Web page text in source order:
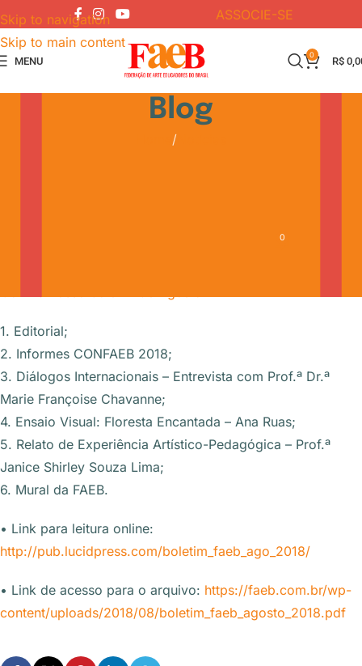
Skip to navigation
Skip to main content
ASSOCIE-SE
MENU 0 R$
Blog
0
1. Editorial;
2. Informes CONFAEB 2018;
3. Diálogos Internacionais – Entrevista com Prof.ª Dr.ª
Marie Françoise Chavanne;
4. Ensaio Visual: Floresta Encantada – Ana Ruas;
5. Relato de Experiência Artístico-Pedagógica – Prof.ª
Janice Shirley Souza Lima;
6. Mural da FAEB.
• Link para leitura online:
http://pub.lucidpress.com/boletim_faeb_ago_2018/
• Link de acesso para o arquivo: https://faeb.com.br/wp-
content/uploads/2018/08/boletim_faeb_agosto_2018.pdf